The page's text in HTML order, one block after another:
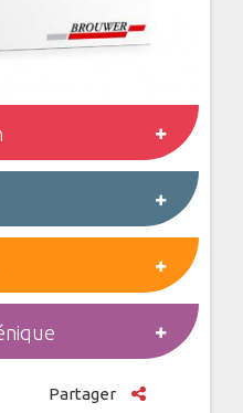
Partager